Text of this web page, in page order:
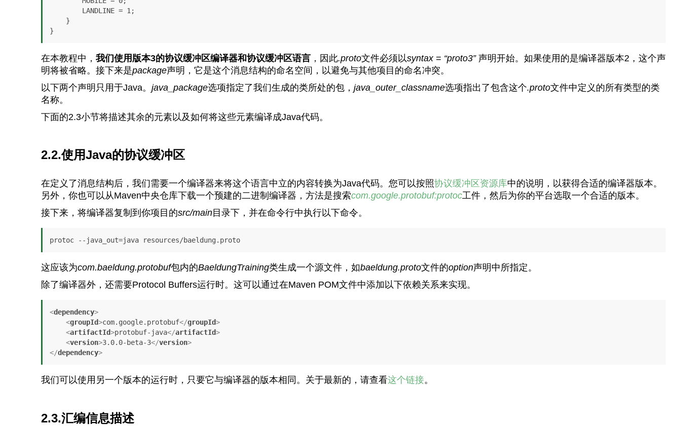
}
在本教程中， 我们使用版本3的协议缓冲区编译器和协议缓冲区语言，因此.proto文件必须以syntax = “proto3” 声明开始。如果使用的是编译器版本2，这个声
明将被省略。接下来是package声明，它是这个消息结构的命名空间，以避免与其他项目的命名冲突。
以下两个声明只用于Java。 java_package选项指定了我们生成的类所处的包， java_outer_classname选项指出了包含这个.proto文件中定义的所有类型的类
名称。
下面的2.3小节将描述其余的元素以及如何将这些元素编译成Java代码。
2.2.使用Java的协议缓冲区
在定义了消息结构后，我们需要一个编译器来将这个语言中立的内容转换为Java代码。您可以按照协议缓冲区资源库中的说明，以获得合适的编译器版本。
另外，你也可以从Maven中央仓库下载一个预建的二进制编译器，方法是搜索com.google.protobuf:protoc工件，然后为你的平台选取一个合适的版本。
接下来，将编译器复制到你项目的src/main目录下，并在命令行中执行以下命令。
protoc --java_out=java resources/baeldung.proto
这应该为com.baeldung.protobuf包内的BaeldungTraining类生成一个源文件，如baeldung.proto文件的option声明中所指定。
除了编译器外，还需要Protocol Buffers运行时。这可以通过在Maven POM文件中添加以下依赖关系来实现。
<dependency>
<groupId>com.google.protobuf</groupId>
<artifactId>protobuf-java</artifactId>
<version>3.0.0-beta-3</version>
</dependency>
我们可以使用另一个版本的运行时，只要它与编译器的版本相同。关于最新的，请查看这个链接。
2.3.汇编信息描述